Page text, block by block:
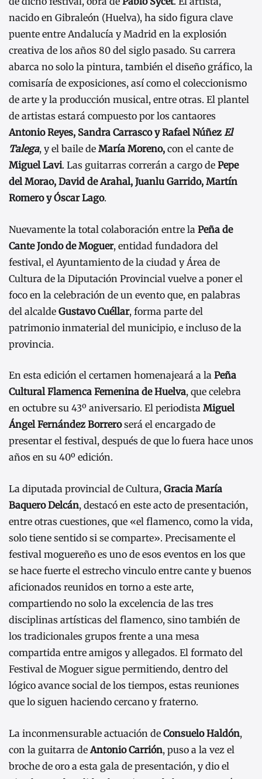
nacido en Gibraleón (Huelva), ha sido figura clave
puente entre Andalucía y Madrid en la explosión
creativa de los años 80 del siglo pasado. Su carrera
abarca no solo la pintura, también el diseño gráfico, la
comisaría de exposiciones, así como el coleccionismo
de arte y la producción musical, entre otras. El plantel
de artistas estará compuesto por los cantaores
Antonio Reyes, Sandra Carrasco y Rafael Núñez El
Talega, y el baile de María Moreno, con el cante de
Miguel Lavi. Las guitarras correrán a cargo de Pepe
del Morao, David de Arahal, Juanlu Garrido, Martín
Romero y Óscar Lago.
Nuevamente la total colaboración entre la Peña de
Cante Jondo de Moguer, entidad fundadora del
festival, el Ayuntamiento de la ciudad y Área de
Cultura de la Diputación Provincial vuelve a poner el
foco en la celebración de un evento que, en palabras
del alcalde Gustavo Cuéllar, forma parte del
patrimonio inmaterial del municipio, e incluso de la
provincia.
En esta edición el certamen homenajeará a la Peña
Cultural Flamenca Femenina de Huelva, que celebra
en octubre su 43º aniversario. El periodista Miguel
Ángel Fernández Borreroserá el encargado de
presentar el festival, después de que lo fuera hace unos
años en su 40º edición.
La diputada provincial de Cultura, Gracia María
Baquero Delcán, destacó en este acto de presentación,
entre otras cuestiones, que «el flamenco, como la vida,
solo tiene sentido si se comparte». Precisamente el
festival moguereño es uno de esos eventos en los que
se hace fuerte el estrecho vinculo entre cante y buenos
aficionados reunidos en torno a este arte,
compartiendo no solo la excelencia de las tres
disciplinas artísticas del flamenco, sino también de
los tradicionales grupos frente a una mesa
compartida entre amigos y allegados. El formato del
Festival de Moguer sigue permitiendo, dentro del
lógico avance social de los tiempos, estas reuniones
que lo siguen haciendo cercano y fraterno.
La inconmensurable actuación de Consuelo Haldón,
con la guitarra de Antonio Carrión, puso a la vez el
broche de oro a esta gala de presentación, y dio el